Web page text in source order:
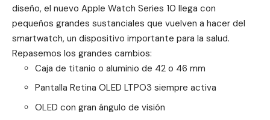
diseño, el nuevo Apple Watch Series 10 llega con
pequeños grandes sustanciales que vuelven a hacer del
smartwatch, un dispositivo importante para la salud.
Repasemos los grandes cambios:
Caja de titanio o aluminio de 42 o 46 mm
Pantalla Retina OLED LTPO3 siempre activa
OLED con gran ángulo de visión